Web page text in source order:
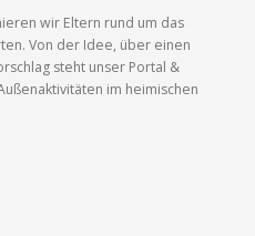
wir Eltern rund um das
Von der Idee, über einen
steht unser Portal &
im heimischen